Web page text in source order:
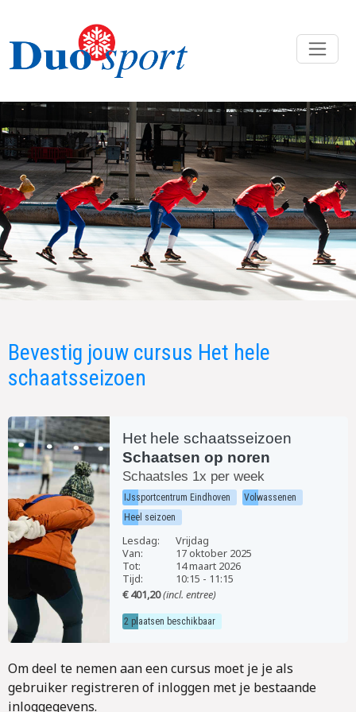
Bevestig jouw cursus Het hele
schaatsseizoen
Het hele schaatsseizoen
Schaatsen op noren
Schaatsles 1x per week
IJssportcentrum Eindhoven
Volwassenen
Heel seizoen
Lesdag:
Vrijdag
Van:
17 oktober 2025
Tot:
14 maart 2026
Tijd:
10:15 - 11:15
€ 401,20(incl. entree)
2 plaatsen beschikbaar
Om deel te nemen aan een cursus moet je je als
gebruiker registreren of inloggen met je bestaande
inloggegevens.